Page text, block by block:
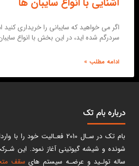
اگر می خواهید که سایبانی را خریداری کنید
سردرگم شده اید، در این بخش با انواع
ادامه مطلب »
درباره بام تک
بام تک در سـال 2010 فعـالیت
ساله تولـید و عرضـه سیستم های سقف